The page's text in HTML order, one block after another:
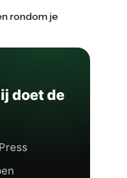
rondom je
doet de